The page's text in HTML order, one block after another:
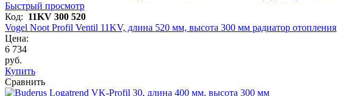
Быстрый просмотр
Код: 11KV 300 520
Vogel Noot Profil Ventil 11KV, длина 520 мм, высота 300 мм радиатор отопления
Цена:
6 734
руб.
Купить
Сравнить